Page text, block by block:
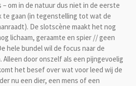
– om in de natuur dus niet in de eerste
te gaan (in tegenstelling tot wat de
De slotscène maakt het nog
lichaam, geraamte en spier // geen
hele bundel wil de focus naar de
Alleen door onszelf als een pijngevoelig
het besef over wat voor leed wij de
nu een dier, een mens of een